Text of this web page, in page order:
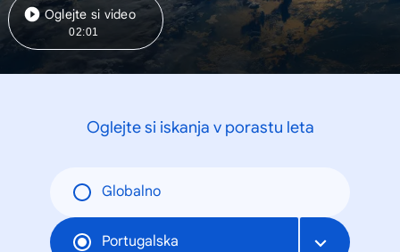
Oglejte si video
02:01
Oglejte si iskanja v porastu leta
Globalno
Portugalska